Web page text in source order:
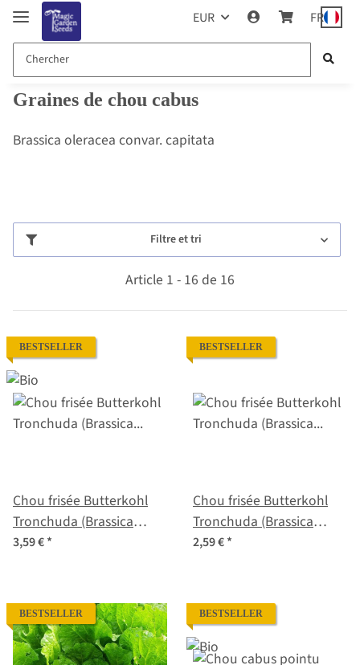
EUR FR
Graines de chou cabus
Brassica oleracea convar. capitata
Filtre et tri
Article 1 - 16 de 16
BESTSELLER
Chou frisée Butterkohl
Tronchuda (Brassica
oleracea convar. capitata)
3,59 €*
BESTSELLER
Chou frisée Butterkohl
Tronchuda (Brassica
oleracea convar. capitata)
2,59 €*
BESTSELLER BESTSELLER